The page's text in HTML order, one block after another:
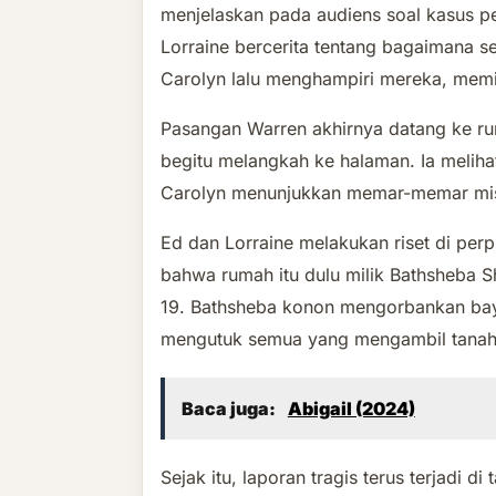
menjelaskan pada audiens soal kasus
Lorraine bercerita tentang bagaimana
Carolyn lalu menghampiri mereka,
Pasangan Warren akhirnya datang ke
begitu melangkah ke halaman. Ia
Carolyn menunjukkan memar-memar
Ed dan Lorraine melakukan riset di
bahwa rumah itu dulu milik Bathsheba
19. Bathsheba konon mengorbankan
mengutuk semua yang mengambil
Baca juga: Abigail (2024)
Sejak itu, laporan tragis terus terjadi di